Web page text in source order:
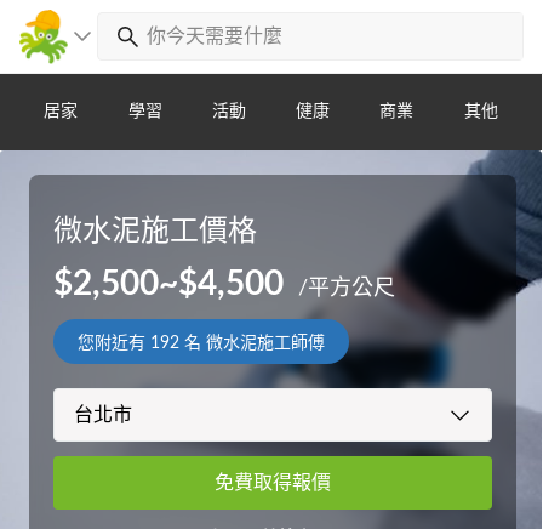
居家 學習 活動 健康 商業 其他
微水泥施工價格
$2,500~$4,500 /平方公尺
您附近有 192 名 微水泥施工師傅
免費取得報價